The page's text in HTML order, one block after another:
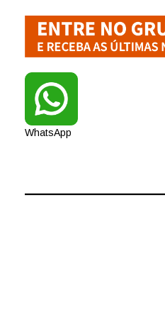
WhatsApp